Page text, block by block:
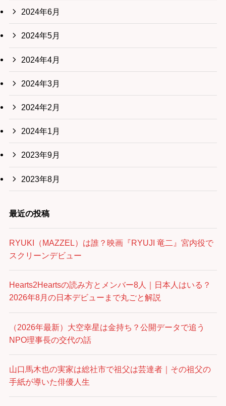
2024年6月
2024年5月
2024年4月
2024年3月
2024年2月
2024年1月
2023年9月
2023年8月
最近の投稿
RYUKI（MAZZEL）は誰？映画『RYUJI 竜二』宮内役で
スクリーンデビュー
Hearts2Heartsの読み方とメンバー8人｜日本人はいる？
2026年8月の日本デビューまで丸ごと解説
（2026年最新）大空幸星は金持ち？公開データで追う
NPO理事長の交代の話
山口馬木也の実家は総社市で祖父は芸達者｜その祖父の
手紙が導いた俳優人生